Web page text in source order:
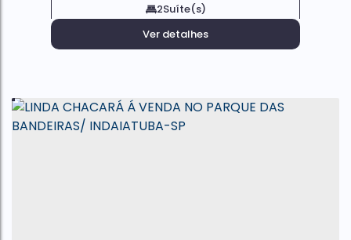
2Suíte(s)
Ver detalhes